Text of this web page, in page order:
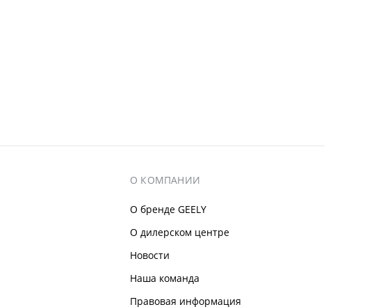
О КОМПАНИИ
О бренде GEELY
О дилерском центре
Новости
Наша команда
Правовая информация